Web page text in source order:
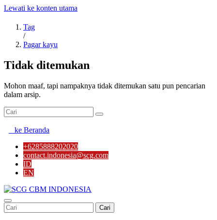
Lewati ke konten utama
Tag
/
Pagar kayu
Tidak ditemukan
Mohon maaf, tapi nampaknya tidak ditemukan satu pun pencarian
dalam arsip.
ke Beranda
+6285888202020
contact.indonesia@scg.com
ID
EN
Cari